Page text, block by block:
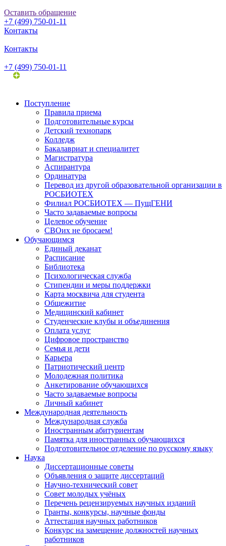
Оставить обращение
+7 (499) 750-01-11
Контакты
Контакты
+7 (499) 750-01-11
Поступление
Правила приема
Подготовительные курсы
Детский технопарк
Колледж
Бакалавриат и специалитет
Магистратура
Аспирантура
Ординатура
Перевод из другой образовательной организации в
РОСБИОТЕХ
Филиал РОСБИОТЕХ — ПущГЕНИ
Часто задаваемые вопросы
Целевое обучение
СВОих не бросаем!
Обучающимся
Единый деканат
Расписание
Библиотека
Психологическая служба
Стипендии и меры поддержки
Карта москвича для студента
Общежитие
Медицинский кабинет
Студенческие клубы и объединения
Оплата услуг
Цифровое пространство
Семья и дети
Карьера
Патриотический центр
Молодежная политика
Анкетирование обучающихся
Часто задаваемые вопросы
Личный кабинет
Международная деятельность
Международная служба
Иностранным абитуриентам
Памятка для иностранных обучающихся
Подготовительное отделение по русскому языку
Наука
Диссертационные советы
Объявления о защите диссертаций
Научно-технический совет
Совет молодых учёных
Перечень рецензируемых научных изданий
Гранты, конкурсы, научные фонды
Аттестация научных работников
Конкурс на замещение должностей научных
работников